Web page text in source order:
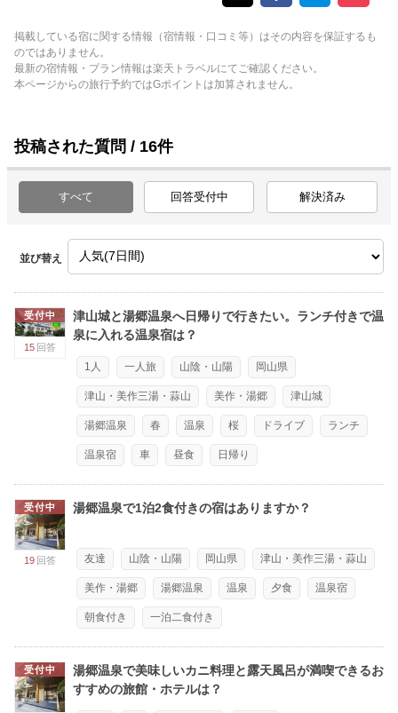
掲載している宿に関する情報（宿情報・口コミ等）はその内容を保証するも
のではありません。
最新の宿情報・プラン情報は楽天トラベルにてご確認ください。
本ページからの旅行予約ではGポイントは加算されません。
投稿された質問 / 16件
すべて 回答受付中 解決済み
並び替え
受付中
15 回答
津山城と湯郷温泉へ日帰りで行きたい。ランチ付きで温
泉に入れる温泉宿は？
1人 一人旅 山陰・山陽 岡山県
津山・美作三湯・蒜山 美作・湯郷 津山城
湯郷温泉 春 温泉 桜 ドライブ ランチ
温泉宿 車 昼食 日帰り
受付中
19 回答
湯郷温泉で1泊2食付きの宿はありますか？
友達 山陰・山陽 岡山県 津山・美作三湯・蒜山
美作・湯郷 湯郷温泉 温泉 夕食 温泉宿
朝食付き 一泊二食付き
受付中
湯郷温泉で美味しいカニ料理と露天風呂が満喫できるお
すすめの旅館・ホテルは？